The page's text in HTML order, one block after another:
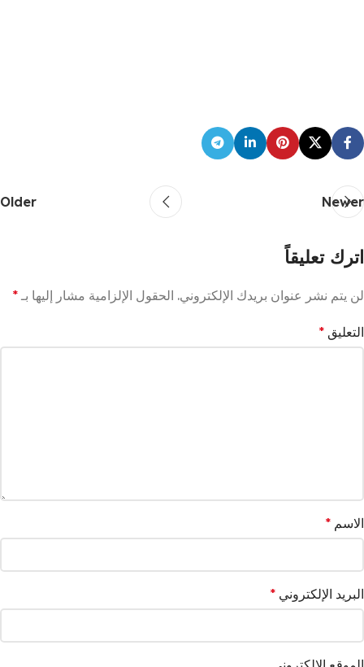
Newer
Older
اترك تعليقاً
لن يتم نشر عنوان بريدك الإلكتروني. الحقول الإلزامية مشار إليها بـ *
التعليق *
الاسم *
البريد الإلكتروني *